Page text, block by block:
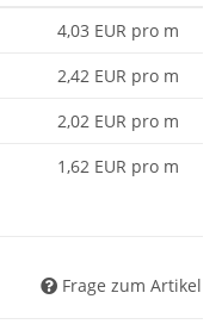
4,03 EUR pro m
2,42 EUR pro m
2,02 EUR pro m
1,62 EUR pro m
Frage zum Artikel